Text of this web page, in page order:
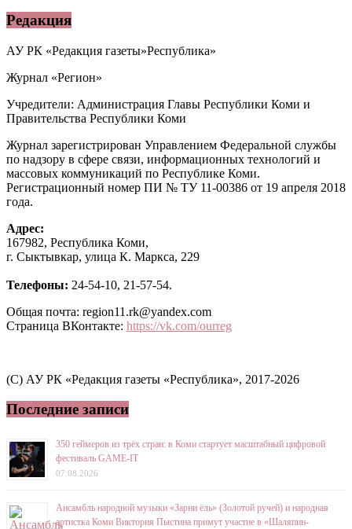
Редакция
АУ РК «Редакция газеты»Республика»
Журнал «Регион»
Учредители: Администрация Главы Республики Коми и
Правительства Республики Коми
Журнал зарегистрирован Управлением Федеральной службы
по надзору в сфере связи, информационных технологий и
массовых коммуникаций по Республике Коми.
Регистрационный номер ПИ № ТУ 11-00386 от 19 апреля 2018
года.
Адрес:
167982, Республика Коми,
г. Сыктывкар, улица К. Маркса, 229
Телефоны: 24-54-10, 21-57-54.
Общая почта: region11.rk@yandex.com
Страница ВКонтакте: https://vk.com/ourreg
(C) АУ РК «Редакция газеты «Республика», 2017-2026
Последние записи
350 геймеров из трёх стран: в Коми стартует масштабный цифровой
фестиваль GAME-IT
07.08.2026
Ансамбль народной музыки «Зарни ёль» (Золотой ручей) и народная
артистка Коми Виктория Пыстина примут участие в «Шаляпин-